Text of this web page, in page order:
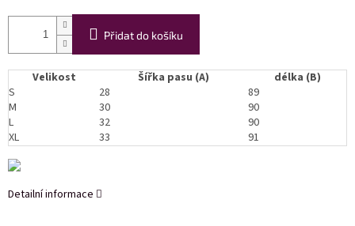
Přidat do košíku
Velikost Šířka pasu (A)
délka (B)
S
28
89
M
30
90
L
32
90
XL
33 91
Detailní informace